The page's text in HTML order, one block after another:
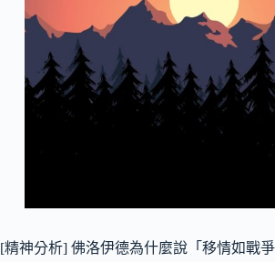
[精神分析] 佛洛伊德為什麼說「移情如戰爭